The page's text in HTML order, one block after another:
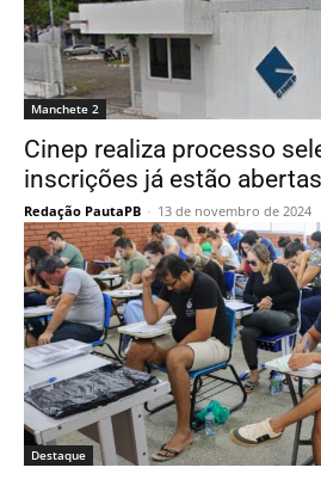
Manchete 2
Cinep realiza processo
inscrições já estão abertas
Redação PautaPB - 13 de novembro de 2024
Destaque